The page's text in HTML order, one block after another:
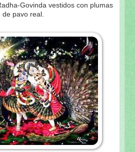
Govinda vestidos con plumas
de pavo real.